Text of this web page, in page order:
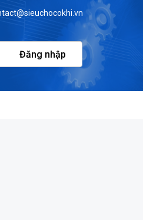
Đăng nhập